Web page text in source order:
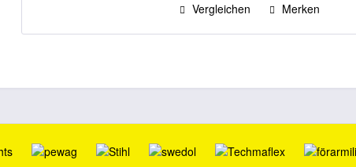
Vergleichen Merken